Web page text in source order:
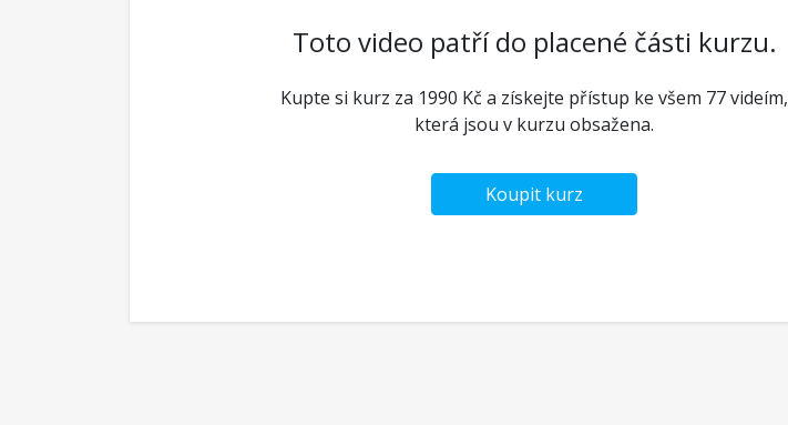
Toto video patří do placené části kurzu.
Kupte si kurz za 1990 Kč a získejte přístup ke všem 77 videím,
která jsou v kurzu obsažena.
Koupit kurz